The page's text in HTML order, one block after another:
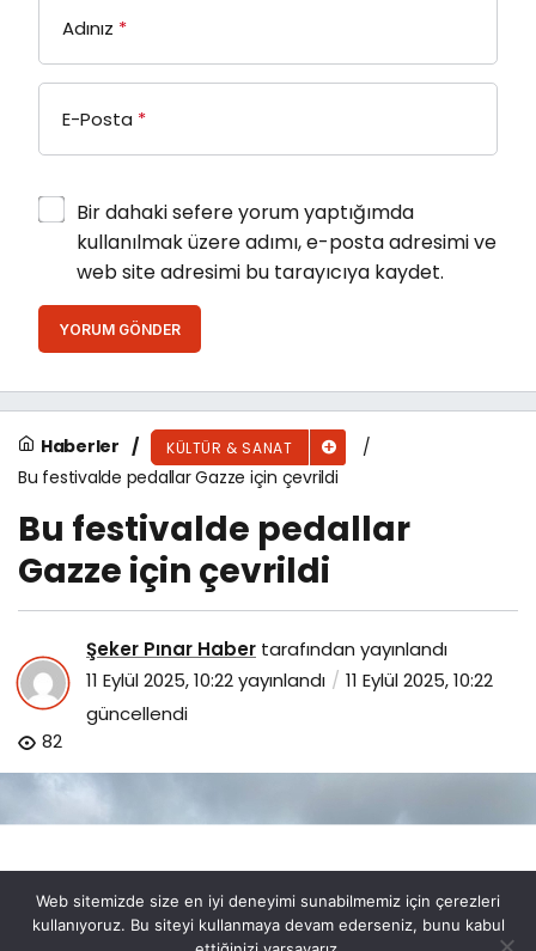
Adınız *
E-Posta *
Bir dahaki sefere yorum yaptığımda
kullanılmak üzere adımı, e-posta adresimi ve
web site adresimi bu tarayıcıya kaydet.
YORUM GÖNDER
Haberler KÜLTÜR & SANAT
Bu festivalde pedallar Gazze için çevrildi
Bu festivalde pedallar
Gazze için çevrildi
Şeker Pınar Haber tarafından yayınlandı
11 Eylül 2025, 10:22yayınlandı
11 Eylül 2025, 10:22
güncellendi
82
Web sitemizde size en iyi deneyimi sunabilmemiz için çerezleri
kullanıyoruz. Bu siteyi kullanmaya devam ederseniz, bunu kabul